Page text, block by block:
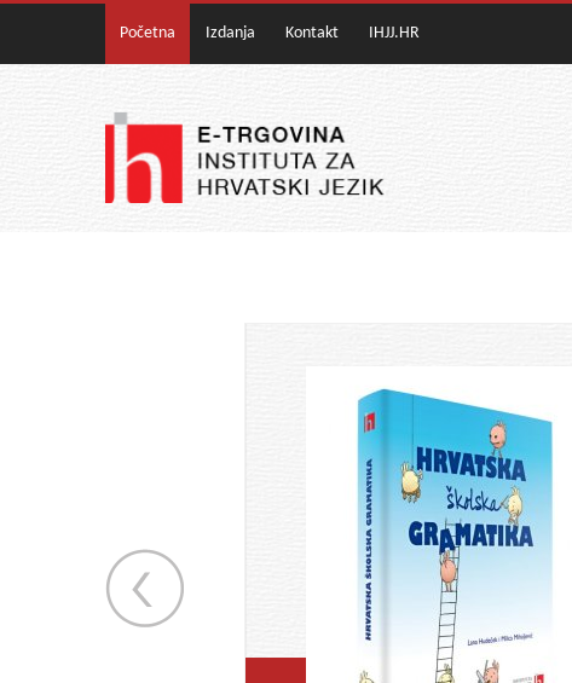
Početna Izdanja Kontakt IHJJ.HR